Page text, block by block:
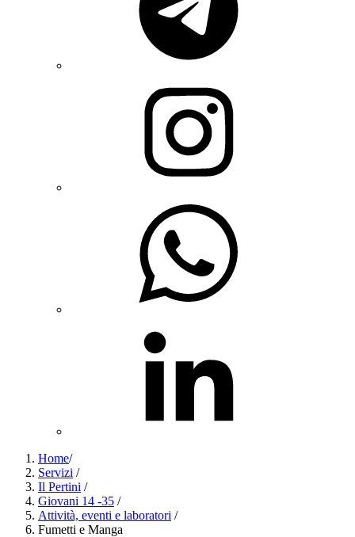
Home/
Servizi /
Il Pertini /
Giovani 14 -35 /
Attività, eventi e laboratori /
Fumetti e Manga